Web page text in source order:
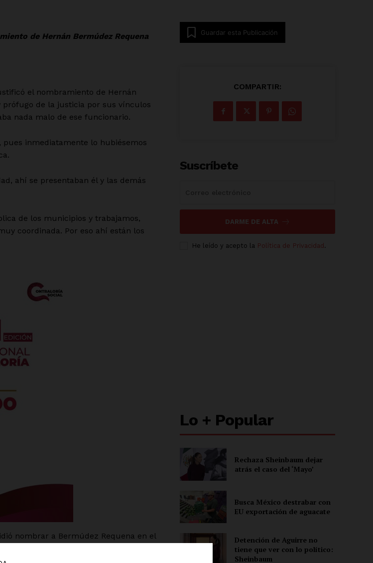
Nosotros
de Hernán Bermúdez Requena
el nombramiento de Hernán
prófugo de la justicia por sus vínculos
nada malo de ese funcionario.
pues inmediatamente lo hubiésemos
ahí se presentaban él y las demás
de los municipios y trabajamos,
coordinada. Por eso ahí están los
nombrar a Bermúdez Requena en el
Guardar esta Publicación
COMPARTIR:
Suscríbete
DARME DE ALTA
He leído y acepto la Política de Privacidad .
Lo + Popular
Rechaza Sheinbaum dejar
atrás el caso del ‘Mayo’
Busca México destrabar con
EU exportación de aguacate
Detención de Aguirre no
tiene que ver con lo político:
Sheinbaum